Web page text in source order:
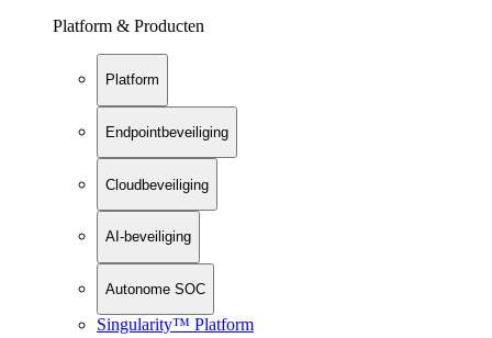
Platform & Producten
Platform
Endpointbeveiliging
Cloudbeveiliging
AI-beveiliging
Autonome SOC
Singularity™ Platform